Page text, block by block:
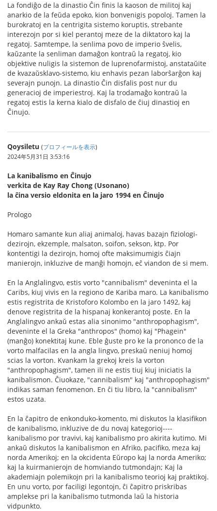
La fondiĝo de la dinastio Ĉin finis la kaoson de militoj kaj
anarkio de la feŭda epoko, kion bonvenigis popoloj. Tamen la
burokratoj en la centrigita sistemo koruptis, strebante
interezojn por si kiel perantoj meze de la diktatoro kaj la
regatoj. Samtempe, la senlima povo de imperio ŝvelis,
kaŭzante la senliman damaĝon kontraŭ la regatoj, kio
objektive nuligis la sistemon de luprenofarmistoj, anstataŭite
de kvazaŭsklavo-sistemo, kiu enhavis pezan laborŝarĝon kaj
severajn punojn. La dinastio Ĉin disfalis post nur du
generacioj de imperiestroj. Kaj la trodamaĝo kontraŭ la
regatoj estis la kerna kialo de disfalo de ĉiuj dinastioj en
Ĉinujo.
Qoysiletu (プロフィールを表示)
2024年5月31日 3:53:16
La kanibalismo en Ĉinujo
verkita de Kay Ray Chong (Usonano)
la ĉina versio eldonita en la jaro 1994 en Ĉinujo
Prologo
Homaro samante kun aliaj animaloj, havas bazajn fiziologi-
dezirojn, ekzemple, malsaton, soifon, sekson, ktp. Por
kontentigi la dezirojn, homoj ofte maksimumigis ĉiajn
manierojn, inkluzive de manĝi homojn, eĉ viandon de si mem.
En la Anglalingvo, estis vorto "cannibalism" deveninta el la
Caribs, kiuj vivis en la regiono de Kariba maro. La kanibalismo
estis registrita de Kristoforo Kolombo en la jaro 1492, kaj
denove registrita de la hispanaj konkerantoj poste. En la
Anglalingvo ankaŭ estas alia sinonimo "anthropophagism",
deveninte el la Greka "anthropos" (homo) kaj "Phagein"
(manĝo) konektitaj kune. Eble ĝuste pro ke la prononco de la
vorto malfacilas en la angla lingvo, preskaŭ neniuj homoj
scias la vorton. Kvankam la grekoj kreis la vorton
"anthropophagism", tamen ili ne estis tiuj kiuj iniciatis la
kanibalismon. Ĉiuokaze, "cannibalism" kaj "anthropophagism"
indikas saman fenomenon. En ĉi tiu libro, la "cannibalism"
estos uzata.
En la ĉapitro de enkonduko-komento, mi diskutos la klasifikon
de kanibalismo, inkluzive de du novaj kategorioj----
kanibalismo por travivi, kaj kanibalismo pro akirita kutimo. Mi
ankaŭ diskutos la kanibalismon en Afriko, pacifiko, meza kaj
norda Amerikoj; en la okcidenta Eŭropo kaj la norda Ameriko;
kaj la kuirmanierojn de homviando tutmondajn; Kaj la
akademiajn polemikojn pri la kanibalismo teorioj kaj praktikoj.
En unu vorto, por faciligi legontojn, ĉi ĉapitro priskribas
amplekse pri la kanibalismo tutmonda laŭ la historia
vidpunkto.